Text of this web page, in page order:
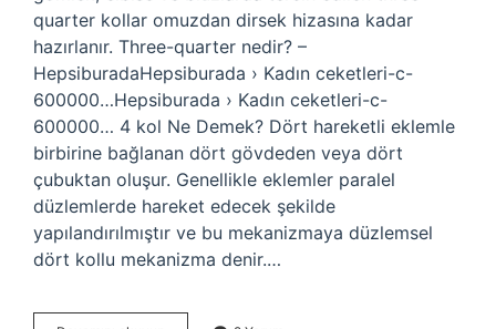
quarter kollar omuzdan dirsek hizasına kadar
hazırlanır. Three-quarter nedir? –
HepsiburadaHepsiburada › Kadın ceketleri-c-
600000…Hepsiburada › Kadın ceketleri-c-
600000… 4 kol Ne Demek? Dört hareketli eklemle
birbirine bağlanan dört gövdeden veya dört
çubuktan oluşur. Genellikle eklemler paralel
düzlemlerde hareket edecek şekilde
yapılandırılmıştır ve bu mekanizmaya düzlemsel
dört kollu mekanizma denir.…